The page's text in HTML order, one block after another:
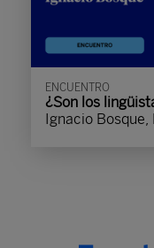
ENCUENTRO
¿Son los
Ignacio Bosque,